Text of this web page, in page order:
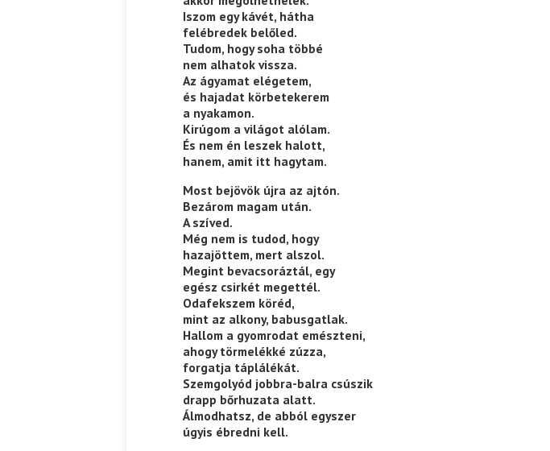
Iszom egy kávét, hátha
felébredek belőled.
Tudom, hogy soha többé
nem alhatok vissza.
Az ágyamat elégetem,
és hajadat körbetekerem
a nyakamon.
Kirúgom a világot alólam.
És nem én leszek halott,
hanem, amit itt hagytam.
Most bejövök újra az ajtón.
Bezárom magam után.
A szíved.
Még nem is tudod, hogy
hazajöttem, mert alszol.
Megint bevacsoráztál, egy
egész csirkét megettél.
Odafekszem köréd,
mint az alkony, babusgatlak.
Hallom a gyomrodat emészteni,
ahogy törmelékké zúzza,
forgatja táplálékát.
Szemgolyód jobbra-balra csúszik
drapp bőrhuzata alatt.
Álmodhatsz, de abból egyszer
úgyis ébredni kell.
Káplán Géza: Erotikai kalauz